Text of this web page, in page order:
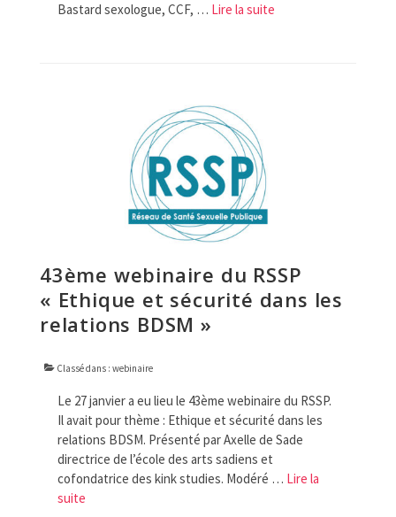
Bastard sexologue, CCF, … Lire la suite­­
43ème webinaire du RSSP
« Ethique et sécurité dans les
relations BDSM »
Classé dans : webinaire
Le 27 janvier a eu lieu le 43ème webinaire du RSSP.
Il avait pour thème : Ethique et sécurité dans les
relations BDSM. Présenté par Axelle de Sade
directrice de l’école des arts sadiens et
cofondatrice des kink studies. Modéré … Lire la
suite­­